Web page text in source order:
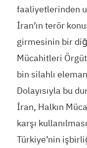
faaliyetlerinden
İran’ın terör
girmesinin bir
Mücahitleri
bin silahlı
Dolayısıyla bu
İran, Halkın
karşı
Türkiye’nin